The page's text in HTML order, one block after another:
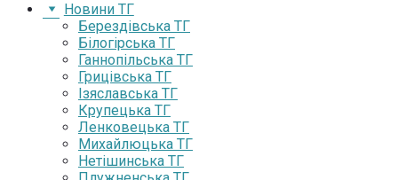
Новини ТГ
Берездівська ТГ
Білогірська ТГ
Ганнопільська ТГ
Грицівська ТГ
Ізяславська ТГ
Крупецька ТГ
Ленковецька ТГ
Михайлюцька ТГ
Нетішинська ТГ